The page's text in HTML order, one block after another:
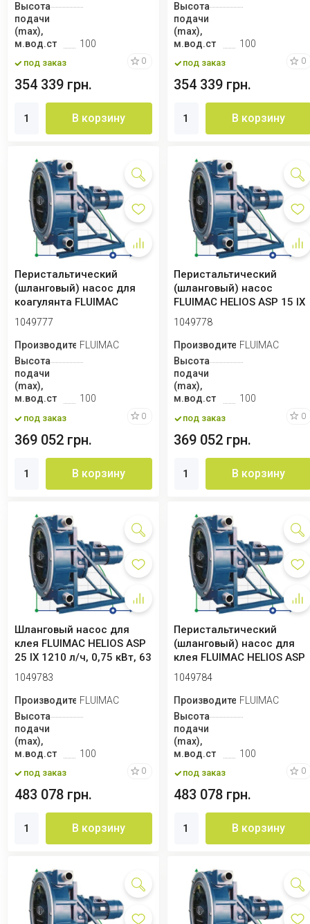
Высота
подачи
(max),
м.вод.ст
100
под заказ 0
354 339 грн.
В корзину
Высота
подачи
(max),
м.вод.ст
100
под заказ 0
354 339 грн.
В корзину
Перистальтический
(шланговый) насос для
коагулянта FLUIMAC
HELIOS ASP 15 IX 2...
1049777
ПроизводительFLUIMAC
Высота
подачи
(max),
м.вод.ст
100
под заказ 0
369 052 грн.
В корзину
Перистальтический
(шланговый) насос
FLUIMAC HELIOS ASP 15 IX
435 л/ч, 0,37 кВ...
1049778
ПроизводительFLUIMAC
Высота
подачи
(max),
м.вод.ст
100
под заказ 0
369 052 грн.
В корзину
Шланговый насос для
клея FLUIMAC HELIOS ASP
25 IX 1210 л/ч, 0,75 кВт, 63
об/м...
1049783
ПроизводительFLUIMAC
Высота
подачи
(max),
м.вод.ст
100
под заказ 0
483 078 грн.
В корзину
Перистальтический
(шланговый) насос для
клея FLUIMAC HELIOS ASP
25 IX 1880 л/...
1049784
ПроизводительFLUIMAC
Высота
подачи
(max),
м.вод.ст
100
под заказ 0
483 078 грн.
В корзину